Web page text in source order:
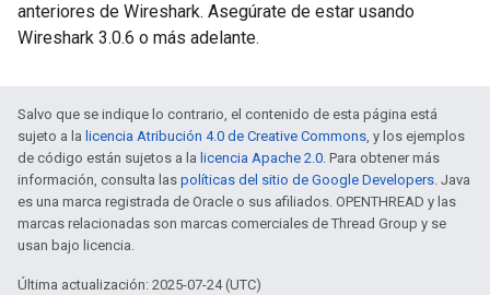
anteriores de Wireshark. Asegúrate de estar usando
Wireshark 3.0.6 o más adelante.
Salvo que se indique lo contrario, el contenido de esta página está
sujeto a la licencia Atribución 4.0 de Creative Commons, y los ejemplos
de código están sujetos a la licencia Apache 2.0. Para obtener más
información, consulta las políticas del sitio de Google Developers. Java
es una marca registrada de Oracle o sus afiliados. OPENTHREAD y las
marcas relacionadas son marcas comerciales de Thread Group y se
usan bajo licencia.
Última actualización: 2025-07-24 (UTC)